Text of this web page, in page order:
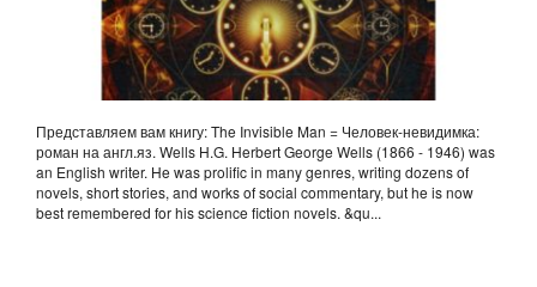
Представляем вам книгу: The Invisible Man = Человек-невидимка:
роман на англ.яз. Wells H.G. Herbert George Wells (1866 - 1946) was
an English writer. He was prolific in many genres, writing dozens of
novels, short stories, and works of social commentary, but he is now
best remembered for his science fiction novels. &qu...